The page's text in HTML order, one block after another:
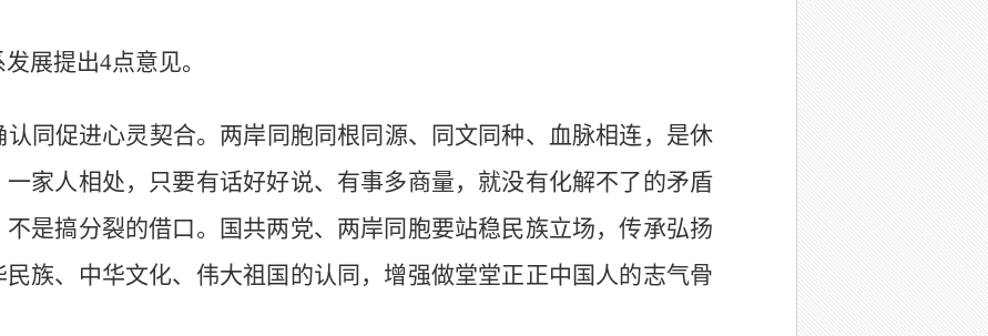
展提出4点意见。
认同促进心灵契合。两岸同胞同根同源、同文同种、血脉相连，是休
家人相处，只要有话好好说、有事多商量，就没有化解不了的矛盾
是搞分裂的借口。国共两党、两岸同胞要站稳民族立场，传承弘扬
族、中华文化、伟大祖国的认同，增强做堂堂正正中国人的志气骨